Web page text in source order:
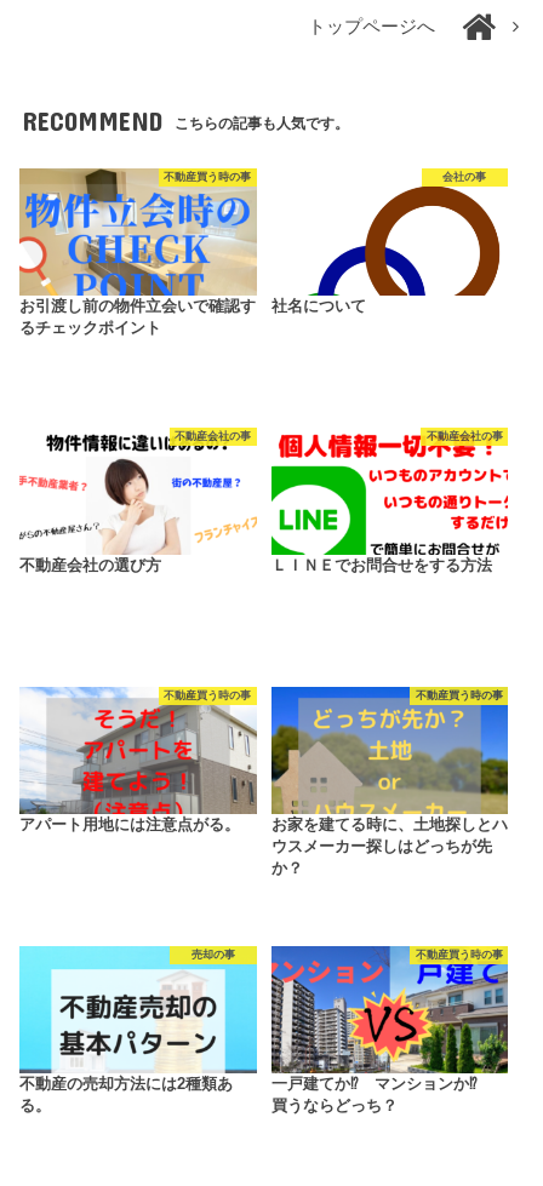
トップページへ
RECOMMEND こちらの記事も人気です。
不動産買う時の事
お引渡し前の物件立会いで確認す
るチェックポイント
会社の事
社名について
不動産会社の事
不動産会社の選び方
不動産会社の事
ＬＩＮＥでお問合せをする方法
不動産買う時の事
アパート用地には注意点がる。
不動産買う時の事
お家を建てる時に、土地探しとハ
ウスメーカー探しはどっちが先
か？
売却の事
不動産の売却方法には2種類あ
る。
不動産買う時の事
一戸建てか⁉ マンションか⁉
買うならどっち？